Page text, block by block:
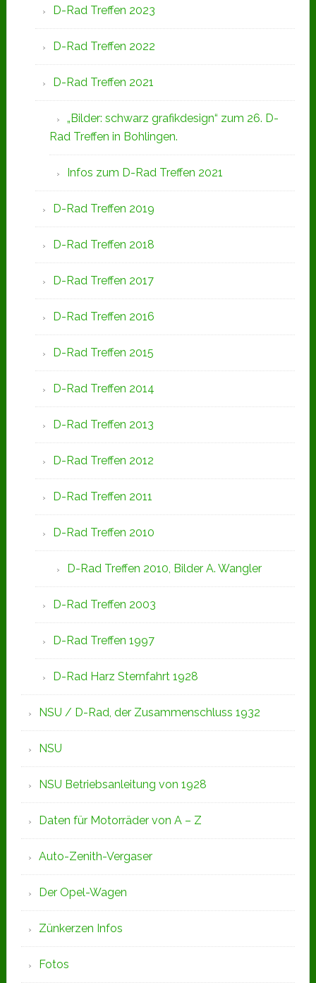
D-Rad Treffen 2023
D-Rad Treffen 2022
D-Rad Treffen 2021
„Bilder: schwarz grafikdesign“ zum 26. D-
Rad Treffen in Bohlingen.
Infos zum D-Rad Treffen 2021
D-Rad Treffen 2019
D-Rad Treffen 2018
D-Rad Treffen 2017
D-Rad Treffen 2016
D-Rad Treffen 2015
D-Rad Treffen 2014
D-Rad Treffen 2013
D-Rad Treffen 2012
D-Rad Treffen 2011
D-Rad Treffen 2010
D-Rad Treffen 2010, Bilder A. Wangler
D-Rad Treffen 2003
D-Rad Treffen 1997
D-Rad Harz Sternfahrt 1928
NSU / D-Rad, der Zusammenschluss 1932
NSU
NSU Betriebsanleitung von 1928
Daten für Motorräder von A – Z
Auto-Zenith-Vergaser
Der Opel-Wagen
Zünkerzen Infos
Fotos